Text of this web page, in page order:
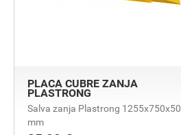
PLACA CUBRE ZANJA
PLASTRONG
Salva zanja Plastrong 1255x750x50
mm